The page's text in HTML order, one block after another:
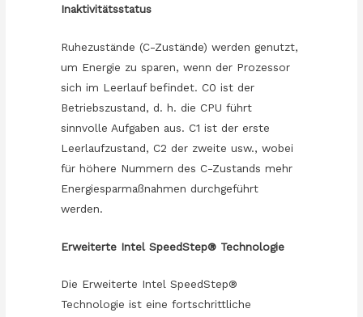
Inaktivitätsstatus
Ruhezustände (C-Zustände) werden genutzt,
um Energie zu sparen, wenn der Prozessor
sich im Leerlauf befindet. C0 ist der
Betriebszustand, d. h. die CPU führt
sinnvolle Aufgaben aus. C1 ist der erste
Leerlaufzustand, C2 der zweite usw., wobei
für höhere Nummern des C-Zustands mehr
Energiesparmaßnahmen durchgeführt
werden.
Erweiterte Intel SpeedStep® Technologie
Die Erweiterte Intel SpeedStep®
Technologie ist eine fortschrittliche